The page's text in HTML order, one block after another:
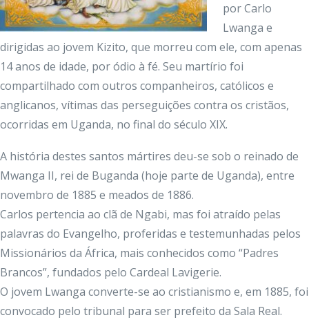
por Carlo
Lwanga e
dirigidas ao jovem Kizito, que morreu com ele, com apenas
14 anos de idade, por ódio à fé. Seu martírio foi
compartilhado com outros companheiros, católicos e
anglicanos, vítimas das perseguições contra os cristãos,
ocorridas em Uganda, no final do século XIX.
A história destes santos mártires deu-se sob o reinado de
Mwanga II, rei de Buganda (hoje parte de Uganda), entre
novembro de 1885 e meados de 1886.
Carlos pertencia ao clã de Ngabi, mas foi atraído pelas
palavras do Evangelho, proferidas e testemunhadas pelos
Missionários da África, mais conhecidos como “Padres
Brancos”, fundados pelo Cardeal Lavigerie.
O jovem Lwanga converte-se ao cristianismo e, em 1885, foi
convocado pelo tribunal para ser prefeito da Sala Real.